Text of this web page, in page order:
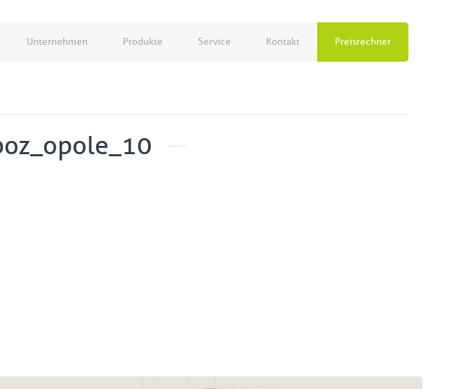
Unternehmen Produkte Service Kontakt Preisrechner